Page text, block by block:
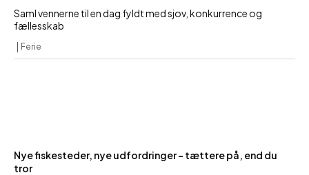
Saml vennerne til en dag fyldt med sjov, konkurrence og
fællesskab
Ferie
Nye fiskesteder, nye udfordringer – tættere på, end du
tror